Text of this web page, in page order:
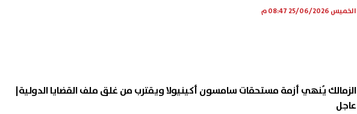
الخميس 25/06/2026 08:47 م
الزمالك يُنهي أزمة مستحقات سامسون أكينيولا ويقترب من غلق ملف القضايا الدولية|
عاجل